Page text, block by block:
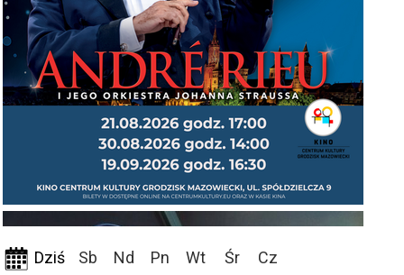
Dziś Sb Nd Pn Wt Śr
Cz